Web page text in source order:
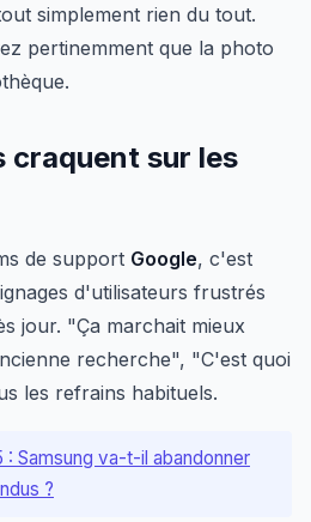
simplement rien du tout.
pertinemment que la photo
craquent sur les
de support Google, c'est
d'utilisateurs frustrés
jour. "Ça marchait mieux
recherche", "C'est quoi
les refrains habituels.
: Samsung va-t-il abandonner
?